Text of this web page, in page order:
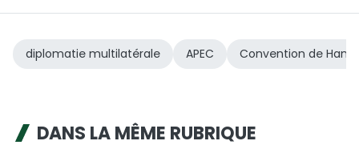
diplomatie multilatérale APEC Convention de Hanoï
DANS LA MÊME RUBRIQUE